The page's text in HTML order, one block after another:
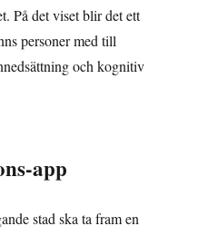
På det viset blir det ett
personer med till
och kognitiv
app
stad ska ta fram en